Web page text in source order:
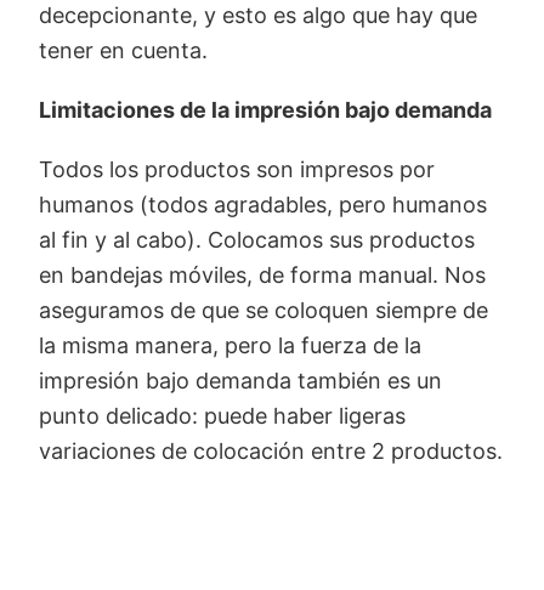
decepcionante, y esto es algo que hay que
tener en cuenta.
Limitaciones de la impresión bajo demanda
Todos los productos son impresos por
humanos (todos agradables, pero humanos
al fin y al cabo). Colocamos sus productos
en bandejas móviles, de forma manual. Nos
aseguramos de que se coloquen siempre de
la misma manera, pero la fuerza de la
impresión bajo demanda también es un
punto delicado: puede haber ligeras
variaciones de colocación entre 2 productos.